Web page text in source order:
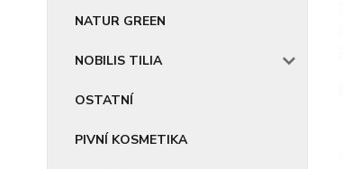
NATUR GREEN
NOBILIS TILIA
OSTATNÍ
PIVNÍ KOSMETIKA